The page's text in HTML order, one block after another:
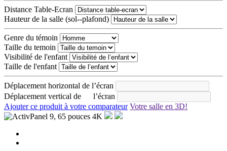
Distance Table-Ecran
Hauteur de la salle (sol--plafond)
Genre du témoin
Taille du temoin
Visibilité de l'enfant
Taille de l'enfant
Déplacement horizontal de l’écran
Déplacement vertical de l’écran
Ajouter ce produit à votre comparateur Votre salle en 3D!